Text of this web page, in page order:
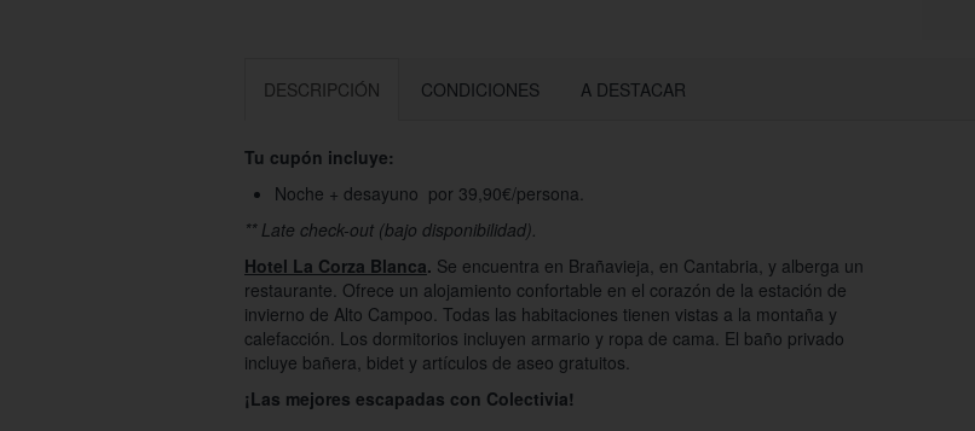
DESCRIPCIÓN CONDICIONES A DESTACAR
Tu cupón incluye:
Noche + desayuno por 39,90€/persona.
** Late check-out (bajo disponibilidad).
Hotel La Corza Blanca. Se encuentra en Brañavieja, en Cantabria, y alberga un
restaurante. Ofrece un alojamiento confortable en el corazón de la estación de
invierno de Alto Campoo. Todas las habitaciones tienen vistas a la montaña y
calefacción. Los dormitorios incluyen armario y ropa de cama. El baño privado
incluye bañera, bidet y artículos de aseo gratuitos.
¡Las mejores escapadas con Colectivia!